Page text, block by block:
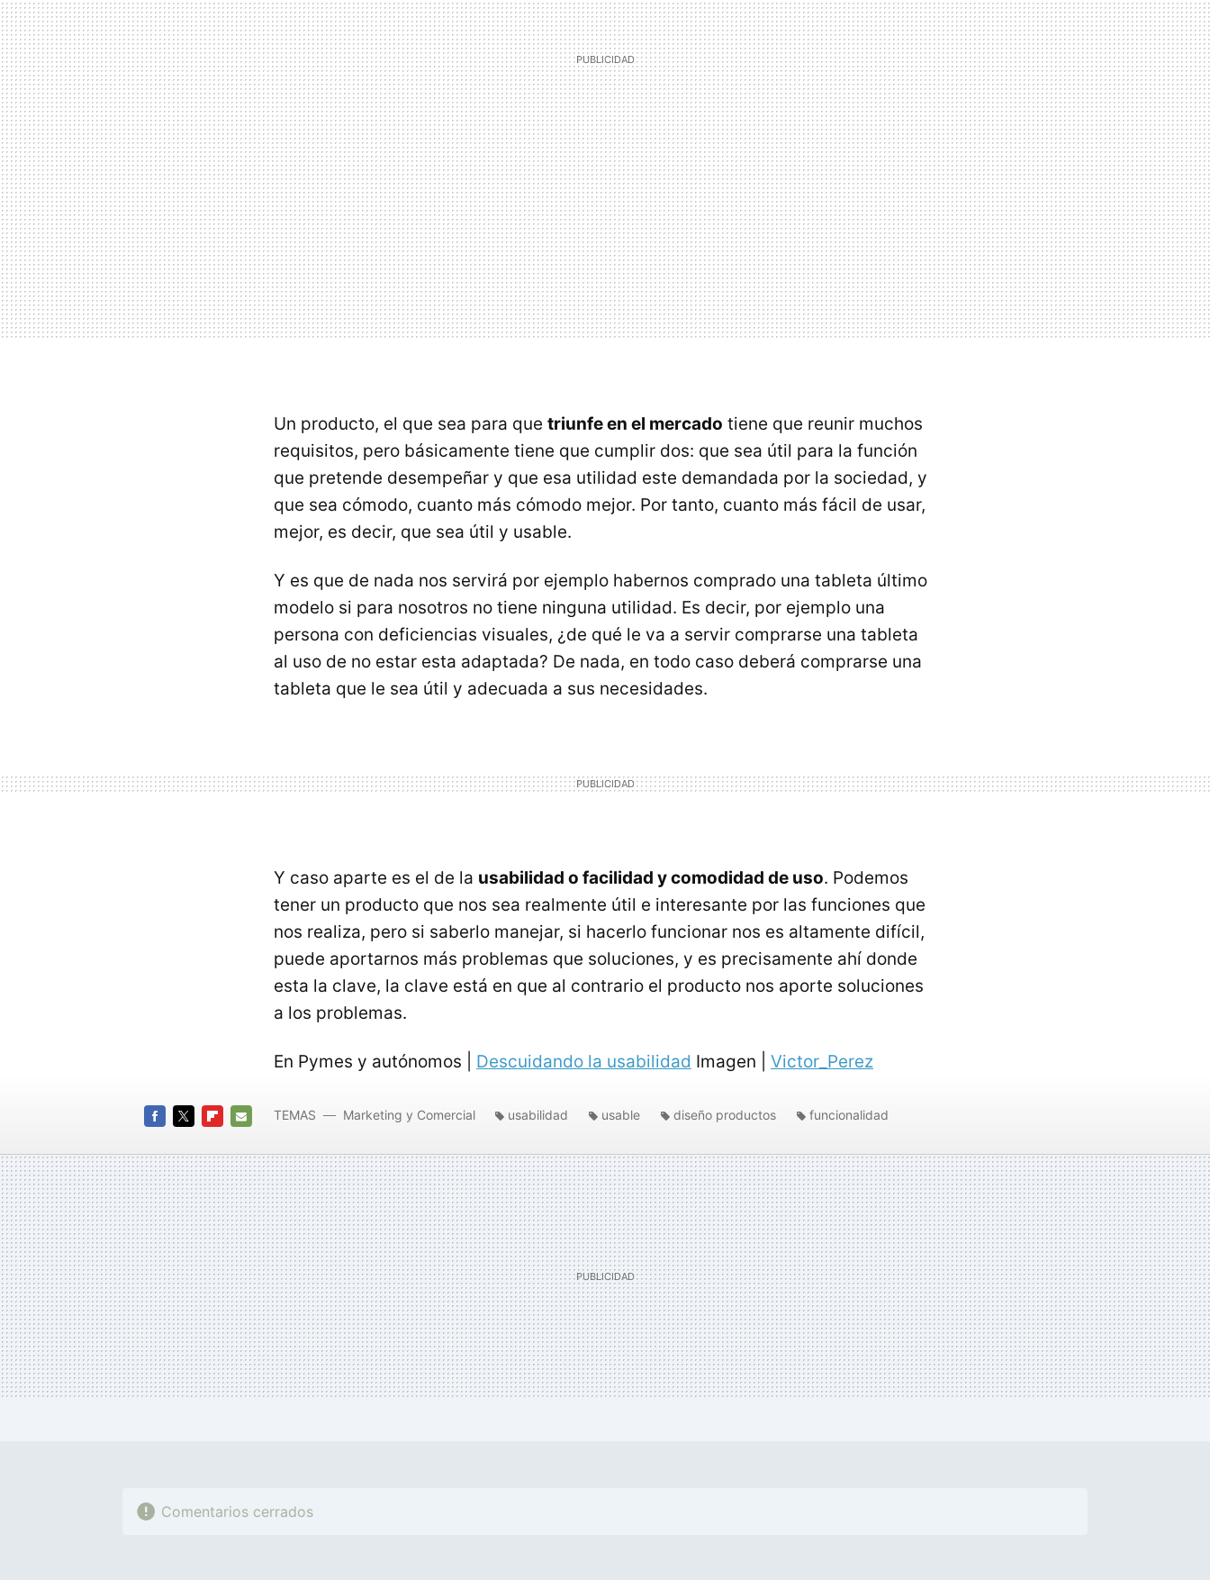
Un producto, el que sea para que triunfe en el mercado tiene que reunir muchos
requisitos, pero básicamente tiene que cumplir dos: que sea útil para la función
que pretende desempeñar y que esa utilidad este demandada por la sociedad, y
que sea cómodo, cuanto más cómodo mejor. Por tanto, cuanto más fácil de usar,
mejor, es decir, que sea útil y usable.
Y es que de nada nos servirá por ejemplo habernos comprado una tableta último
modelo si para nosotros no tiene ninguna utilidad. Es decir, por ejemplo una
persona con deficiencias visuales, ¿de qué le va a servir comprarse una tableta
al uso de no estar esta adaptada? De nada, en todo caso deberá comprarse una
tableta que le sea útil y adecuada a sus necesidades.
Y caso aparte es el de la usabilidad o facilidad y comodidad de uso. Podemos
tener un producto que nos sea realmente útil e interesante por las funciones que
nos realiza, pero si saberlo manejar, si hacerlo funcionar nos es altamente difícil,
puede aportarnos más problemas que soluciones, y es precisamente ahí donde
esta la clave, la clave está en que al contrario el producto nos aporte soluciones
a los problemas.
En Pymes y autónomos | Descuidando la usabilidad Imagen | Victor_Perez
MAIL
TEMAS Marketing y Comercial usabilidad usable diseño productos funcionalidad
Comentarios cerrados